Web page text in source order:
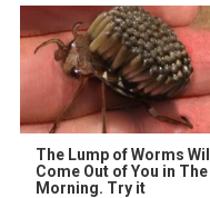
The Lump of Worms Will
Come Out of You in The
Morning. Try it